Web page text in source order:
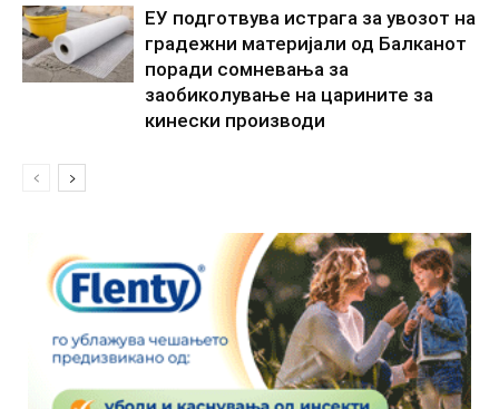
ЕУ подготвува истрага за увозот на
градежни материјали од Балканот
поради сомневања за
заобиколување на царините за
кинески производи